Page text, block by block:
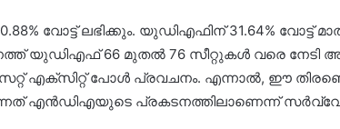
വോട്ട് ലഭിക്കും. യുഡിഎഫിന് 31.64% വോട്ട്
യുഡിഎഫ് 66 മുതല്‍ 76 സീറ്റുകള്‍ വരെ നേടി
എക്‌സിറ്റ് പോള്‍ പ്രവചനം. എന്നാല്‍, ഈ
എന്‍ഡിഎയുടെ പ്രകടനത്തിലാണെന്ന്